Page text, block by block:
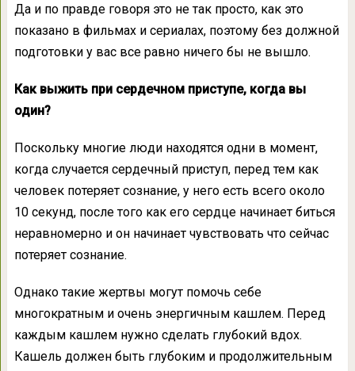
Да и по правде говоря это не так просто, как это
показано в фильмах и сериалах, поэтому без должной
подготовки у вас все равно ничего бы не вышло.
Как выжить при сердечном приступе, когда вы
один?
Поскольку многие люди находятся одни в момент,
когда случается сердечный приступ, перед тем как
человек потеряет сознание, у него есть всего около
10 секунд, после того как его сердце начинает биться
неравномерно и он начинает чувствовать что сейчас
потеряет сознание.
Однако такие жертвы могут помочь себе
многократным и очень энергичным кашлем. Перед
каждым кашлем нужно сделать глубокий вдох.
Кашель должен быть глубоким и продолжительным